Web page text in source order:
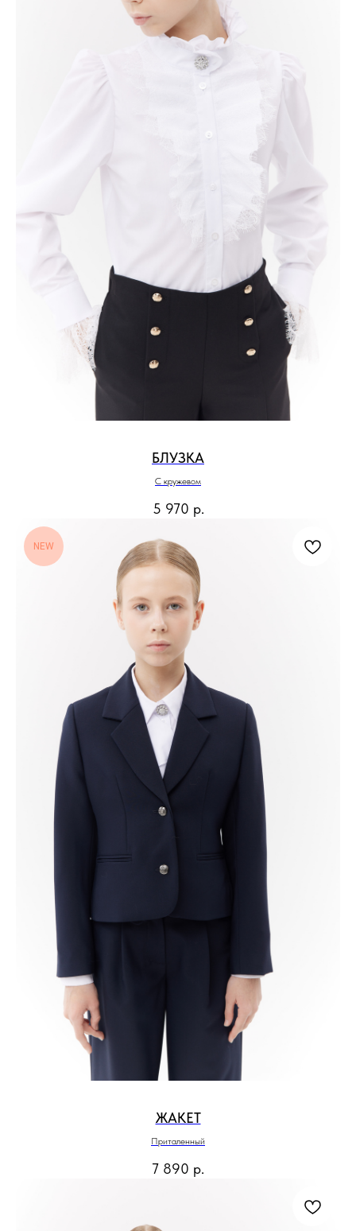
БЛУЗКА
С кружевом
5 970 р.
NEW
ЖАКЕТ
Приталенный
7 890 р.